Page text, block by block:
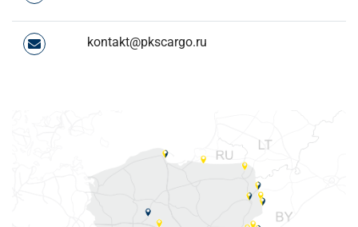
kontakt@pkscargo.ru